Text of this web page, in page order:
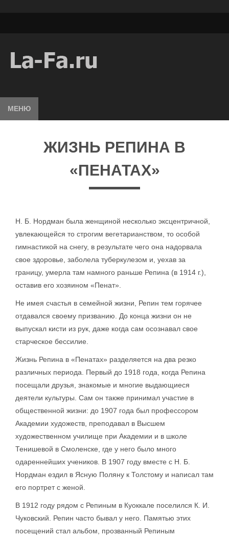
МЕНЮ
ЖИЗНЬ РЕПИНА В
«ПЕНАТАХ»
Н. Б. Нордман была женщиной несколько эксцентричной,
увлекающейся то строгим вегетарианством, то особой
гимнастикой на снегу, в результате чего она надорвала
свое здоровье, заболела туберкулезом и, уехав за
границу, умерла там намного раньше Репина (в 1914 г.),
оставив его хозяином «Пенат».
Не имея счастья в семейной жизни, Репин тем горячее
отдавался своему призванию. До конца жизни он не
выпускал кисти из рук, даже когда сам осознавал свое
старческое бессилие.
Жизнь Репина в «Пенатах» разделяется на два резко
различных периода. Первый до 1918 года, когда Репина
посещали друзья, знакомые и многие выдающиеся
деятели культуры. Сам он также принимал участие в
общественной жизни: до 1907 года был профессором
Академии художеств, преподавал в Высшем
художественном училище при Академии и в школе
Тенишевой в Смоленске, где у него было много
одареннейших учеников. В 1907 году вместе с Н. Б.
Нордман ездил в Ясную Поляну к Толстому и написал там
его портрет с женой.
В 1912 году рядом с Репиным в Куоккале поселился К. И.
Чуковский. Репин часто бывал у него. Памятью этих
посещений стал альбом, прозванный Репиным